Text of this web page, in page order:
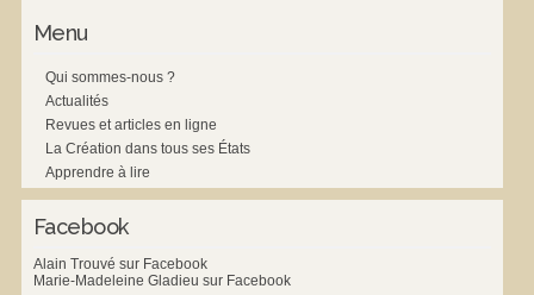
Menu
Qui sommes-nous ?
Actualités
Revues et articles en ligne
La Création dans tous ses États
Apprendre à lire
Facebook
Alain Trouvé sur Facebook
Marie-Madeleine Gladieu sur Facebook